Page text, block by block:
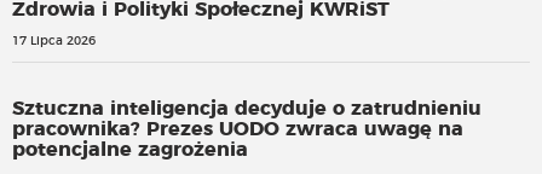
Zdrowia i Polityki Społecznej KWRiST
17 Lipca 2026
Sztuczna inteligencja decyduje o zatrudnieniu
pracownika? Prezes UODO zwraca uwagę na
potencjalne zagrożenia